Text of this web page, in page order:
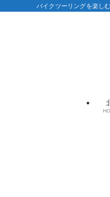
バイクツーリングを楽し